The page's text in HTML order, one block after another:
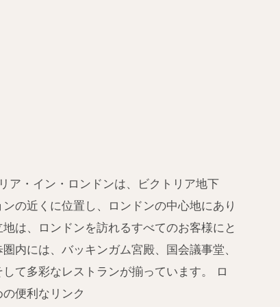
ア・イン・ロンドンは、ビクトリア地下
の近くに位置し、ロンドンの中心地にあり
は、ロンドンを訪れるすべてのお客様にと
内には、バッキンガム宮殿、国会議事堂、
て多彩なレストランが揃っています。 ロ
便利なリンク